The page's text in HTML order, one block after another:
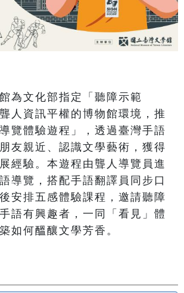
為文化部指定「聽障示範
人資訊平權的博物館環境，推
覽體驗遊程」，透過臺灣手語
友親近、認識文學藝術，獲得
經驗。本遊程由聾人導覽員進
導覽，搭配手語翻譯員同步口
安排五感體驗課程，邀請聽障
語有興趣者，一同「看見」體
如何醞釀文學芳香。